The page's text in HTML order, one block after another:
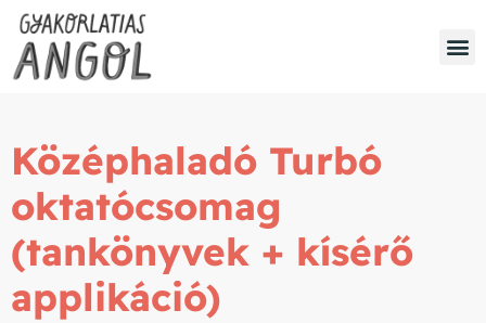
Középhaladó Turbó
oktatócsomag
(tankönyvek + kísérő
applikáció)